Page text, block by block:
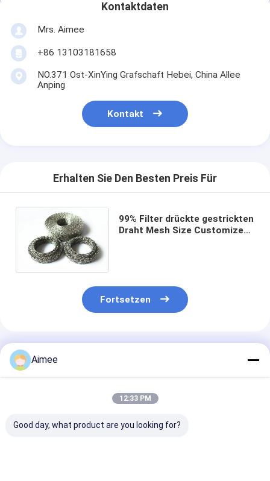
Kontaktdaten
Mrs. Aimee
+86 13103181658
NO.371 Ost-XinYing Grafschaft Hebei, China Allee
Anping
Kontakt
Erhalten Sie Den Besten Preis Für
99% Filter drückte gestrickten
Draht Mesh Size Customized
Fortsetzen
Empfohlene Produkte
Aimee
12:33 PM
Good day, what product are you looking for?